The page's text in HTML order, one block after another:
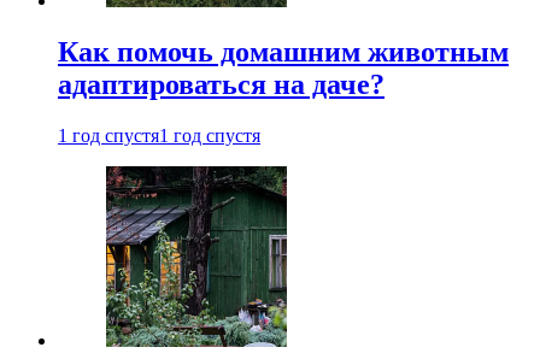
Как помочь домашним животным
адаптироваться на даче?
1 год спустя1 год спустя